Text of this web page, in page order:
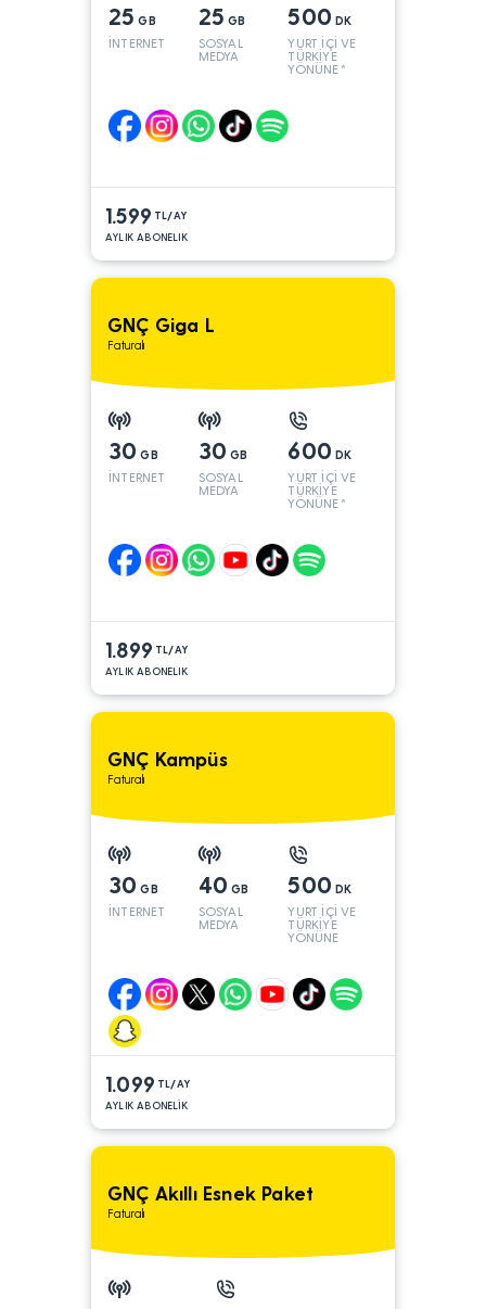
25 GB
İNTERNET
25 GB
SOSYAL
MEDYA
500 DK
YURT İÇİ VE
TÜRKİYE
YÖNÜNE*
1.599 TL/AY
AYLIK ABONELIK
GNÇ Giga L
Faturalı
30 GB
İNTERNET
30 GB
SOSYAL
MEDYA
600 DK
YURT İÇİ VE
TÜRKİYE
YÖNÜNE*
1.899 TL/AY
AYLIK ABONELIK
GNÇ Kampüs
Faturalı
30 GB
İNTERNET
40 GB
SOSYAL
MEDYA
500 DK
YURT İÇİ VE
TÜRKİYE
YÖNÜNE
1.099 TL/AY
AYLIK ABONELİK
GNÇ Akıllı Esnek Paket
Faturalı